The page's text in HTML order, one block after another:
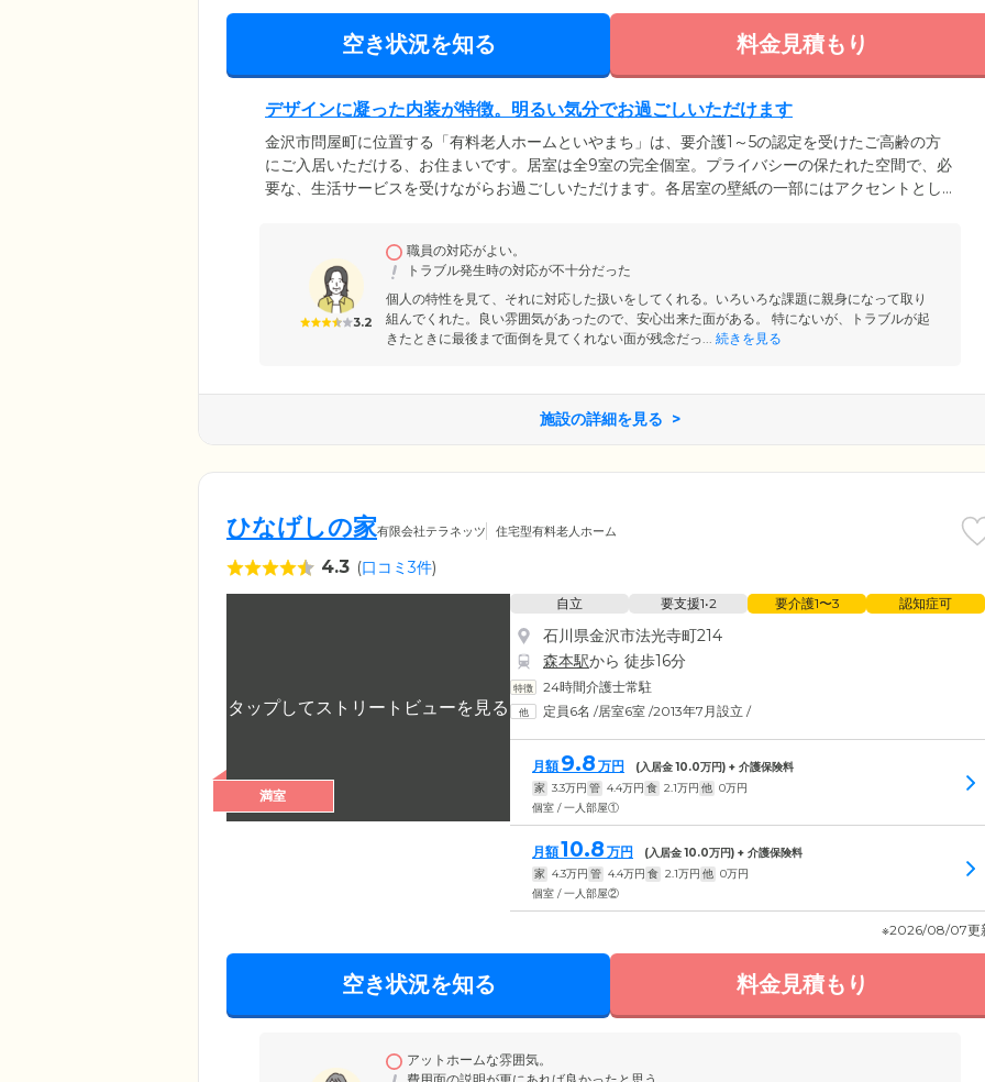
空き状況を知る 料金見積もり
デザインに凝った内装が特徴。明るい気分でお過ごしいただけます
金沢市問屋町に位置する「有料老人ホームといやまち」は、要介護1～5の認定を受けたご高齢の方
にご入居いただける、お住まいです。居室は全9室の完全個室。プライバシーの保たれた空間で、必
要な、生活サービスを受けながらお過ごしいただけます。各居室の壁紙の一部にはアクセントとし
カウンター付きのシステムキッチンを設置。ご入居者様にもご利用いただける設備ですので、ご自
身でお料理を楽しむこともできます。
3.2
職員の対応がよい。
トラブル発生時の対応が不十分だった
個人の特性を見て、それに対応した扱いをしてくれる。いろいろな課題に親身になって取り
組んでくれた。良い雰囲気があったので、安心出来た面がある。 特にないが、トラブルが起
きたときに最後まで面倒を見てくれない面が残念だっ... 続きを見る
施設の詳細を見る
ひなげしの家有限会社テラネッツ 住宅型有料老人ホーム
4.3 (口コミ3件)
満室
自立 要支援1•2 要介護1〜3 認知症可
石川県金沢市法光寺町214
森本駅から 徒歩16分
24時間介護士常駐
定員6名 /居室6室 /2013年7月設立 /
月額 9.8 万円 (入居金10.0万円) + 介護保険料
家 3.3万円 管 4.4万円 食 2.1万円 他 0万円
個室 / 一人部屋①
月額10.8 万円 (入居金10.0万円) + 介護保険料
家 4.3万円 管 4.4万円 食 2.1万円 他 0万円
個室 / 一人部屋②
※2026/08/07更
空き状況を知る 料金見積もり
アットホームな雰囲気。